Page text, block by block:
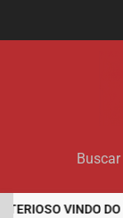
VINDO DO MAR